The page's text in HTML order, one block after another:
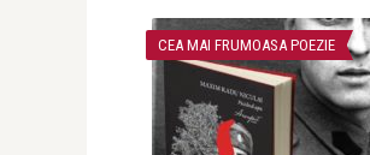
CEA MAI FRUMOASA POEZIE